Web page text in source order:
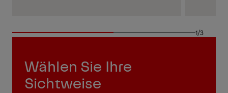
1/3
Wählen Sie Ihre
Sichtweise